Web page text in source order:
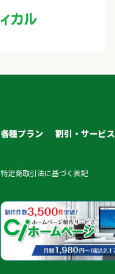
各種プラン 割引・サービス
特定商取引法に基づく表記